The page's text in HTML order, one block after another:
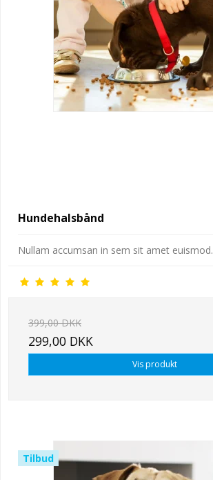
Hundehalsbånd
Nullam accumsan in sem sit amet euismod.
399,00 DKK
299,00 DKK
Vis produkt
Tilbud